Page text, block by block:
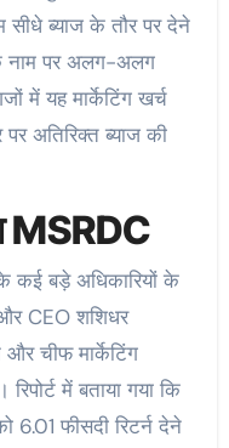
ब्याज के तौर पर देने
नाम पर अलग-अलग
में यह मार्केटिंग खर्च
अतिरिक्त ब्याज की
MSRDC
कई बड़े अधिकारियों के
CEO शशिधर
चीफ मार्केटिंग
में बताया गया कि
फीसदी रिटर्न देने